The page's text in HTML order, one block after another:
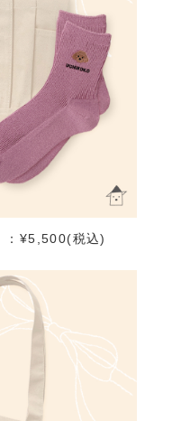
：¥5,500(税込)